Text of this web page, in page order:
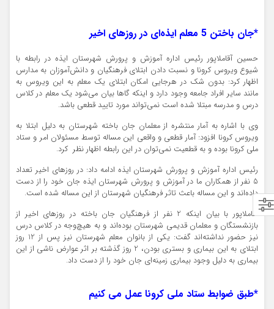
*جان باختن 5 معلم ایذه‌ای در روزهای اخیر
حسین آقاملاپور رئیس اداره آموزش و پرورش شهرستان ایذه در رابطه با
شیوع ویروس کرونا و نسبت دادن ابتلای فرهنگیان و دانش‌آموزان به مدارس
اظهار کرد: بدون شک در هرجایی امکان ابتلای یک معلم به این ویروس به
مانند سایر افراد جامعه وجود دارد و اینکه گاها بیان می‌شود یک معلم در کلاس
درس و مدرسه مبتلا شده است نمی‌تواند مورد تایید قطعی باشد.
وی با اشاره به آمار منتشره از معلمان جان باخته شهرستان به دلیل ابتلا به
ویروسکرونا افزود: آمار قطعی و واقعی این مساله توسط مسئولان امر و ستاد
ملی کرونا بوده و به قطعیت نمی‌توان در این رابطه اظهار نظر کرد.
رئیس اداره آموزش و پرورش شهرستان ایذه ادامه داد: در روزهای اخیر تعداد
5 نفر از همکاران ما در آموزش و پرورش شهرستان ایذه جان خود را از دست
داده‌اند و این مساله باعث تاثر فرهنگیان شهرستان از این مساله شده است.
آقاملاپور با بیان اینکه 2 نفر از فرهنگیان جان باخته در روزهای اخیر از
بازنشستگان و معلمان قدیمی شهرستان بوده‌اند و به هیچ‌وجه در کلاس درس
نیز حضور نداشته‌اند گفت: یکی از بانوان معلم شهرستان نیز پس از 12 روز
ابتلای به این بیماری و بستری بودن، 2 روز گذشته بر اثر عوارض ناشی از این
بیماری به دلیل وجود بیماری زمینه‌ای جان خود را از دست داد.
*طبق ضوابط ستاد ملی کرونا عمل می کنیم